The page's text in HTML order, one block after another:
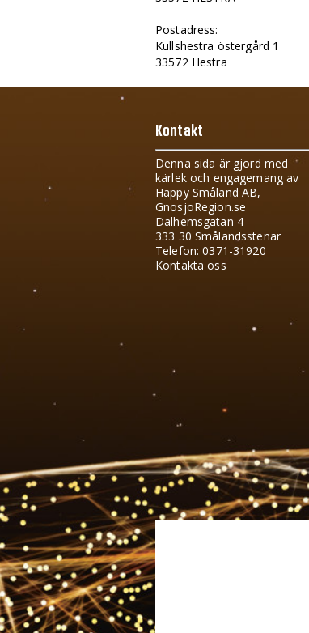
Postadress:
Kullshestra östergård 1
33572 Hestra
Kontakt
Denna sida är gjord med
kärlek och engagemang av
Happy Småland AB,
GnosjoRegion.se
Dalhemsgatan 4
333 30 Smålandsstenar
Telefon: 0371-31920
Kontakta oss